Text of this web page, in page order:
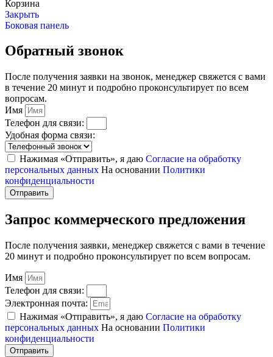
Корзина
Закрыть
Боковая панель
Обратный звонок
После получения заявки на звонок, менеджер свяжется с вами
в течение 20 минут и подробно проконсультирует по всем
вопросам.
Имя
Телефон для связи:
Удобная форма связи:
Нажимая «Отправить», я даю Согласие на обработку
персональных данных На основании Политики
конфиденциальности
Отправить
Запрос коммерческого предложения
После получения заявки, менеджер свяжется с вами в течение
20 минут и подробно проконсультирует по всем вопросам.
Имя
Телефон для связи:
Электронная почта:
Нажимая «Отправить», я даю Согласие на обработку
персональных данных На основании Политики
конфиденциальности
Отправить